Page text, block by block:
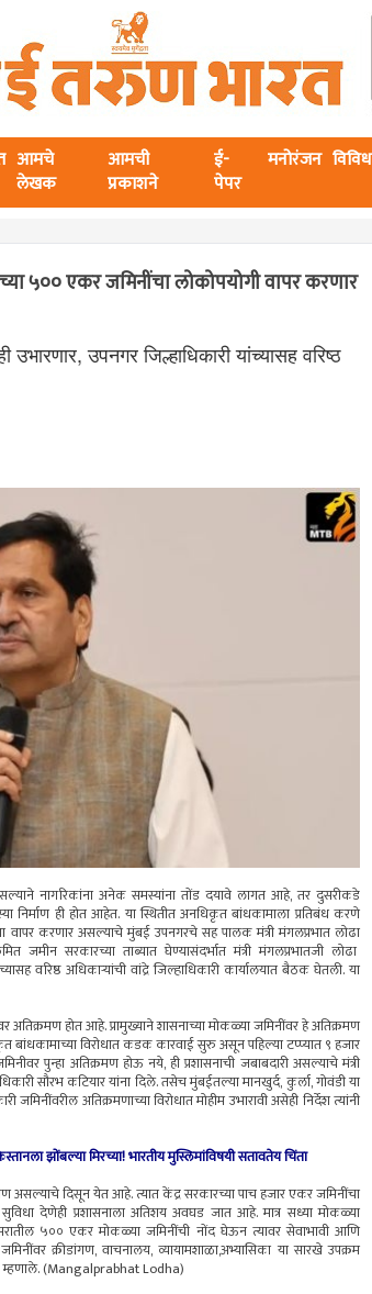
आमचे
लेखक
आमची
प्रकाशने
ई-
पेपर
मनोरंजन विविध
५०० एकर जमिनींचा लोकोपयोगी वापर करणार
उपनगर जिल्हाधिकारी यांच्यासह वरिष्ठ
नागरिकांना अनेक समस्यांना तोंड दयावे लागत आहे, तर दुसरीकडे
ही होत आहेत. या स्थितीत अनधिकृत बांधकामाला प्रतिबंध करणे
करणार असल्याचे मुंबई उपनगरचे सह पालक मंत्री मंगलप्रभात लोढा
सरकारच्या ताब्यात घेण्यासंदर्भात मंत्री मंगलप्रभातजी लोढा
वरिष्ठ अधिकाऱ्यांची वांद्रे जिल्हाधिकारी कार्यालयात बैठक घेतली. या
होत आहे. प्रामुख्याने शासनाच्या मोकळ्या जमिनींवर हे अतिक्रमण
विरोधात कडक कारवाई सुरु असून पहिल्या टप्प्यात ९ हजार
पुन्हा अतिक्रमण होऊ नये, ही प्रशासनाची जबाबदारी असल्याचे मंत्री
सौरभ कटियार यांना दिले. तसेच मुंबईतल्या मानखुर्द, कुर्ला, गोवंडी या
अतिक्रमणाच्या विरोधात मोहीम उभारावी असेही निर्देश त्यांनी
झोंबल्या मिरच्या! भारतीय मुस्लिमांविषयी सतावतेय चिंता
असल्याचे दिसून येत आहे. त्यात केंद्र सरकारच्या पाच हजार एकर जमिनींचा
देणेही प्रशासनाला अतिशय अवघड जात आहे. मात्र सध्या मोकळ्या
५०० एकर मोकळ्या जमिनींची नोंद घेऊन त्यावर सेवाभावी आणि
क्रीडांगण, वाचनालय, व्यायामशाळा,अभ्यासिका या सारखे उपक्रम
म्हणाले. (Mangalprabhat Lodha)